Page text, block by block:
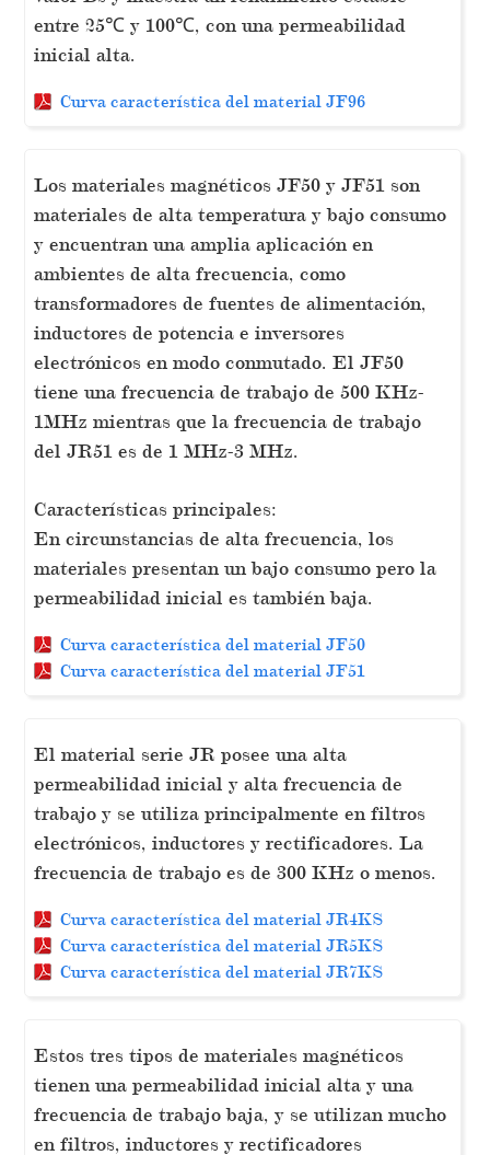
entre 25℃ y 100℃, con una permeabilidad
inicial alta.
Curva característica del material JF96
Los materiales magnéticos JF50 y JF51 son
materiales de alta temperatura y bajo consumo
y encuentran una amplia aplicación en
ambientes de alta frecuencia, como
transformadores de fuentes de alimentación,
inductores de potencia e inversores
electrónicos en modo conmutado. El JF50
tiene una frecuencia de trabajo de 500 KHz-
1MHz mientras que la frecuencia de trabajo
del JR51 es de 1 MHz-3 MHz.
Características principales:
En circunstancias de alta frecuencia, los
materiales presentan un bajo consumo pero la
permeabilidad inicial es también baja.
Curva característica del material JF50
Curva característica del material JF51
El material serie JR posee una alta
permeabilidad inicial y alta frecuencia de
trabajo y se utiliza principalmente en filtros
electrónicos, inductores y rectificadores. La
frecuencia de trabajo es de 300 KHz o menos.
Curva característica del material JR4KS
Curva característica del material JR5KS
Curva característica del material JR7KS
Estos tres tipos de materiales magnéticos
tienen una permeabilidad inicial alta y una
frecuencia de trabajo baja, y se utilizan mucho
en filtros, inductores y rectificadores